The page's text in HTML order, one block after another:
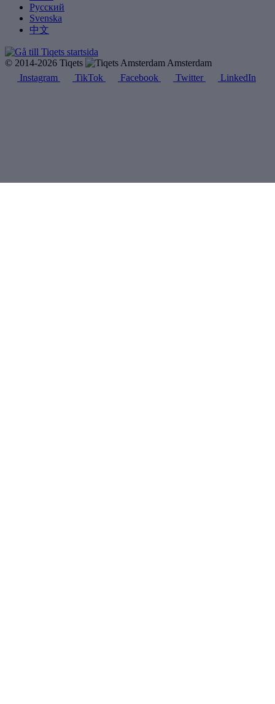
Русский
Svenska
中文
© 2014-2026 Tiqets
Amsterdam
Instagram
TikTok Facebook Twitter LinkedIn